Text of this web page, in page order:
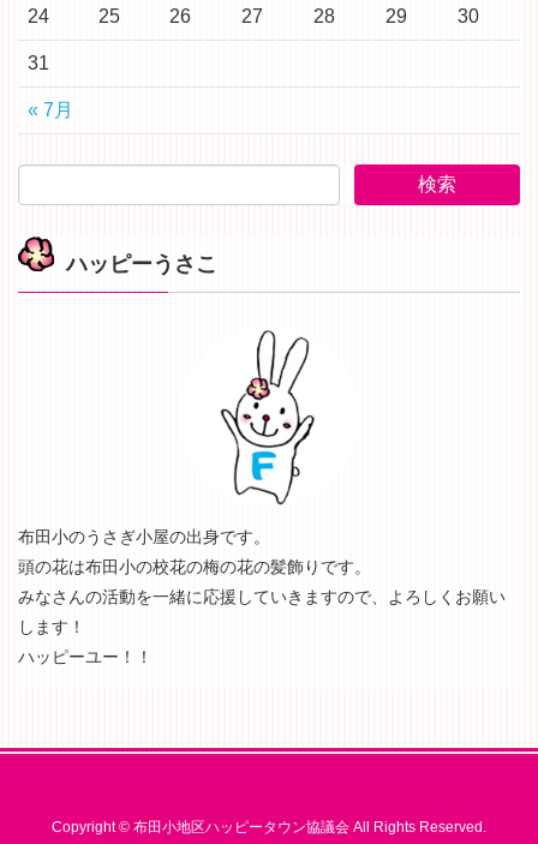
« 7月
24 25 26 27 28 29 30
31
ハッピーうさこ
布田小のうさぎ小屋の出身です。
頭の花は布田小の校花の梅の花の髪飾りです。
みなさんの活動を一緒に応援していきますので、よろしくお願い
します！
ハッピーユー！！
Copyright © 布田小地区ハッピータウン協議会 All Rights Reserved.